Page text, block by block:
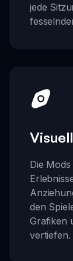
jede
Die
den
Grafiken
vertiefen.